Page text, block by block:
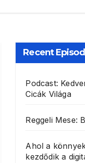
Recent
Podcast:
Cicák Világa
Reggeli Mese:
Ahol a
kezdődik a